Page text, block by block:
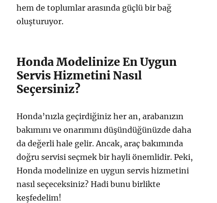
hem de toplumlar arasında güçlü bir bağ
oluşturuyor.
Honda Modelinize En Uygun
Servis Hizmetini Nasıl
Seçersiniz?
Honda’nızla geçirdiğiniz her an, arabanızın
bakımını ve onarımını düşündüğünüzde daha
da değerli hale gelir. Ancak, araç bakımında
doğru servisi seçmek bir hayli önemlidir. Peki,
Honda modelinize en uygun servis hizmetini
nasıl seçeceksiniz? Hadi bunu birlikte
keşfedelim!